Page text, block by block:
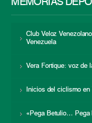
MEMORIAS
Club Veloz
Venezuela
Vera Fortique: voz de
Inicios del ciclismo en
«Pega Betulio…